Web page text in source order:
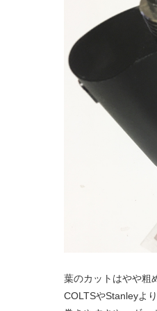
葉のカットはやや粗
COLTSやStanleyよ